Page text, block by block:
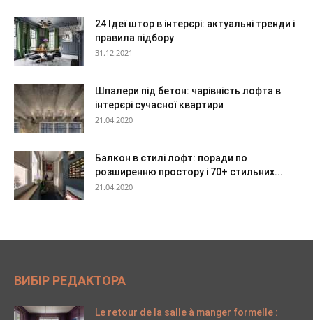
24 Ідеї штор в інтерєрі: актуальні тренди і
правила підбору
31.12.2021
Шпалери під бетон: чарівність лофта в
інтерєрі сучасної квартири
21.04.2020
Балкон в стилі лофт: поради по
розширенню простору і 70+ стильних...
21.04.2020
ВИБІР РЕДАКТОРА
Le retour de la salle à manger formelle :